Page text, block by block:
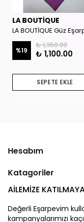
LA BOUTİQUE
%19
₺ 1,350.00
₺ 1,100.00
SEPETE EKLE
Hesabım
Katagoriler
AİLEMİZE
Değerli Eşarpevim
kampanyalarımızı